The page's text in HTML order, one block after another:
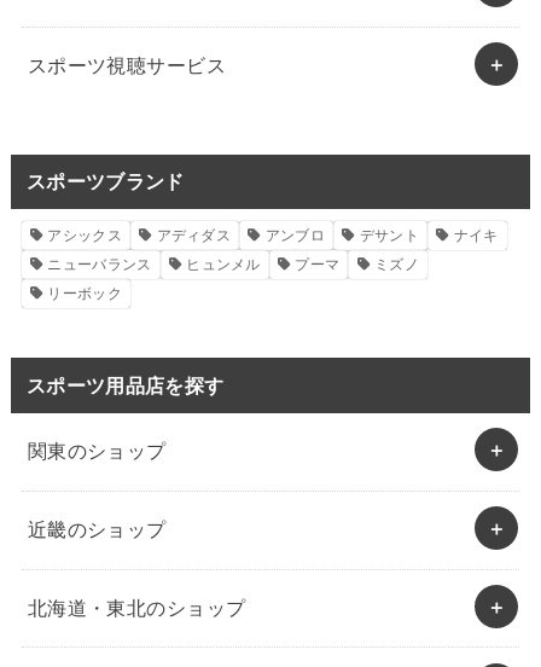
スポーツ視聴サービス
スポーツブランド
アシックス アディダス アンブロ デサント
ナイキ
ニューバランス
ヒュンメル プーマ
ミズノ
リーボック
スポーツ用品店を探す
関東のショップ
近畿のショップ
北海道・東北のショップ